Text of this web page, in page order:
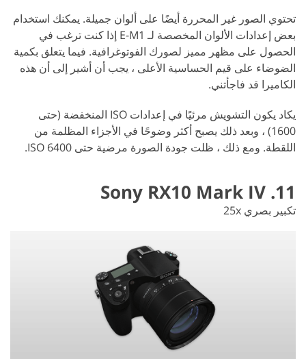
تحتوي الصور غير المحررة أيضًا على ألوان جميلة. يمكنك استخدام
بعض إعدادات الألوان المخصصة لـ E-M1 إذا كنت ترغب في
الحصول على مظهر مميز لصورك الفوتوغرافية. فيما يتعلق بكمية
الضوضاء على قيم الحساسية الأعلى ، يجب أن أشير إلى أن هذه
الكاميرا قد فاجأتني.
يكاد يكون التشويش مرئيًا في إعدادات ISO المنخفضة (حتى
1600) ، وبعد ذلك يصبح أكثر وضوحًا في الأجزاء المظلمة من
اللقطة. ومع ذلك ، ظلت جودة الصورة مرضية حتى ISO 6400.
11. Sony RX10 Mark IV
تكبير بصري 25x